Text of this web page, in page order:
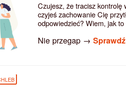
Czujesz, że tracisz kontrolę
czyjeś zachowanie Cię
odpowiedzieć? Wiem, jak to
Nie przegap →